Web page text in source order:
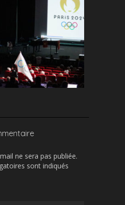
ne sera pas publiée.
sont indiqués